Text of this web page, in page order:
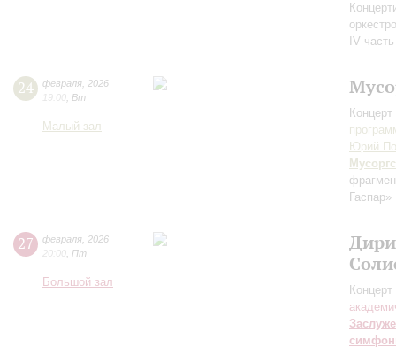
IV
24 февраля 2026
19:00 Вт
Малый зал
Юрий
Гаспар»
27 февраля 2026
20:00 Пт
Большой зал